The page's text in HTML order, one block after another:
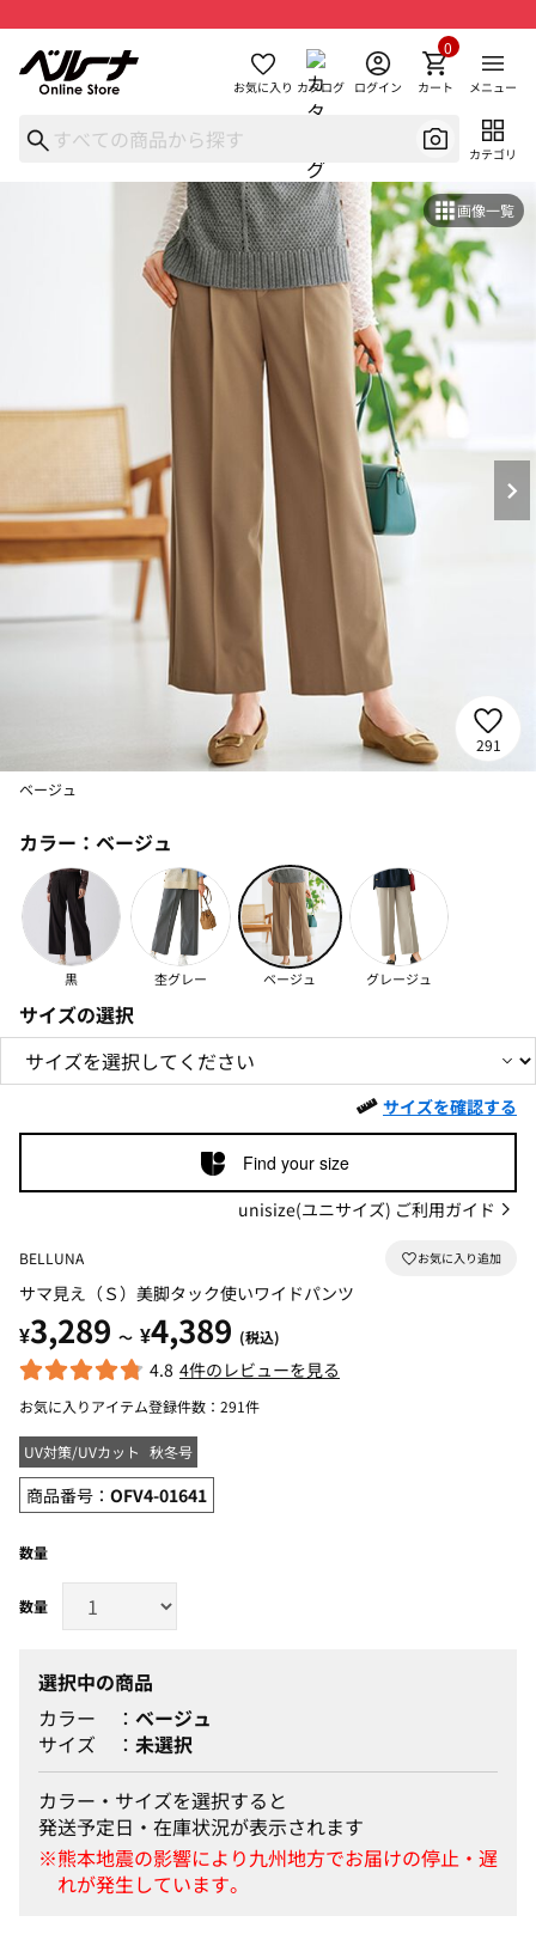
お気に入り カタログ ログイン カート
0
メニュー
カテゴリ
画像一覧
291
ベージュ
カラー： ベージュ
黒 杢グレー ベージュ グレージュ
サイズの選択
サイズを確認する
Find your size
unisize(ユニサイズ) ご利用ガイド
BELLUNA
サマ見え（Ｓ）美脚タック使いワイドパンツ
¥3,289 ～ ¥4,389 (税込)
4.8 4件のレビューを見る
お気に入りアイテム登録件数： 291件
UV対策/UVカット 秋冬号
商品番号： OFV4-01641
数量
選択中の商品
カラー
ベージュ
サイズ
未選択
カラー・サイズを選択すると
発送予定日・在庫状況が表示されます